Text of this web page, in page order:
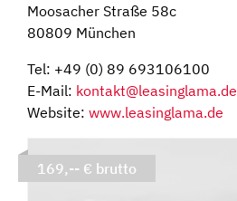
Moosacher Straße 58c
80809 München
Tel: +49 (0) 89 693106100
E-Mail: kontakt@leasinglama.de
Website: www.leasinglama.de
169,-- € brutto